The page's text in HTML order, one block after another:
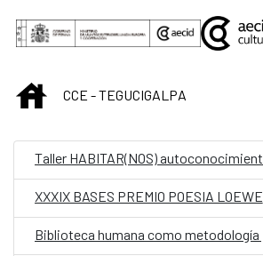
Saltar al contenido principal
INICIOCCE - TEGUCIGALPA
XXXIX BASES PREMIO POESIA LOEWE